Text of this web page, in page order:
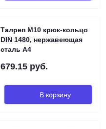
Талреп М10 крюк-кольцо
DIN 1480, нержавеющая
сталь А4
679.15 руб.
В корзину